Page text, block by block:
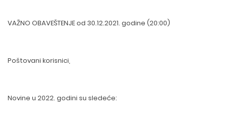
VAŽNO OBAVEŠTENJE od 30.12.2021. godine (20:00)
Poštovani korisnici,
Novine u 2022. godini su sledeće: